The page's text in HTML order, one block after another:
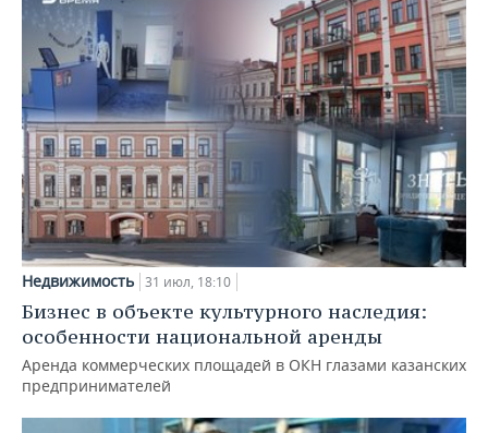
Недвижимость 31 июл, 18:10
Бизнес в объекте культурного наследия:
особенности национальной аренды
Аренда коммерческих площадей в ОКН глазами казанских
предпринимателей